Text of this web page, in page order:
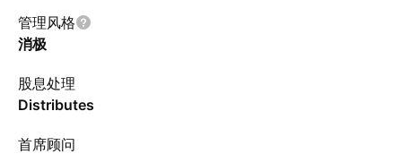
管理风格
消极
股息处理
Distributes
首席顾问